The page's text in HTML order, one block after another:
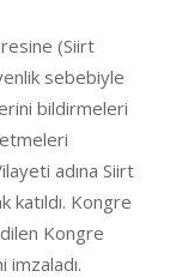
(Siirt
sebebiyle
bildirmeleri
adına Siirt
katıldı. Kongre
Kongre
imzaladı.